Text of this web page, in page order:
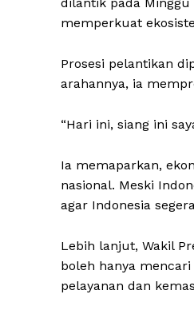
memperkuat
Prosesi pelantikan
arahannya, ia
“Hari ini, siang ini
Ia memaparkan,
nasional. Meski
agar Indonesia
Lebih lanjut, Wakil
boleh hanya
pelayanan dan